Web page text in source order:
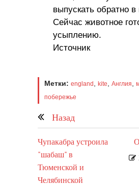
выпускать обратно
Сейчас животное
усыплению.
Источник
Метки: england kite Англия
побережье
Назад
Чупакабра устроила
"шабаш" в
Тюменской и
Челябинской